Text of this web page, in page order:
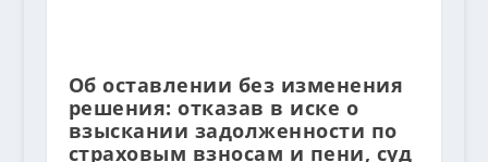
Об оставлении без изменения
решения: отказав в иске о
взыскании задолженности по
страховым взносам и пени, суд